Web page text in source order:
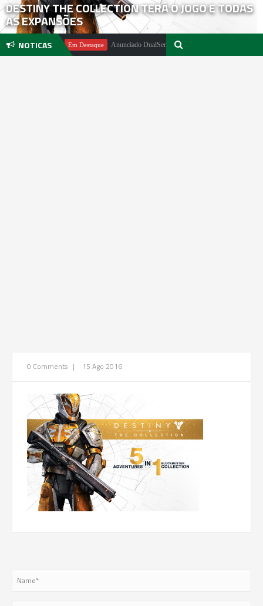
DESTINY THE COLLECTION TERÁ O JOGO E TODAS
AS EXPANSÕES
NOTICAS
Pachter Em Destaque Anunciado DualSense The Last of Us Limited Edition
0 Comments | 15 Ago 2016